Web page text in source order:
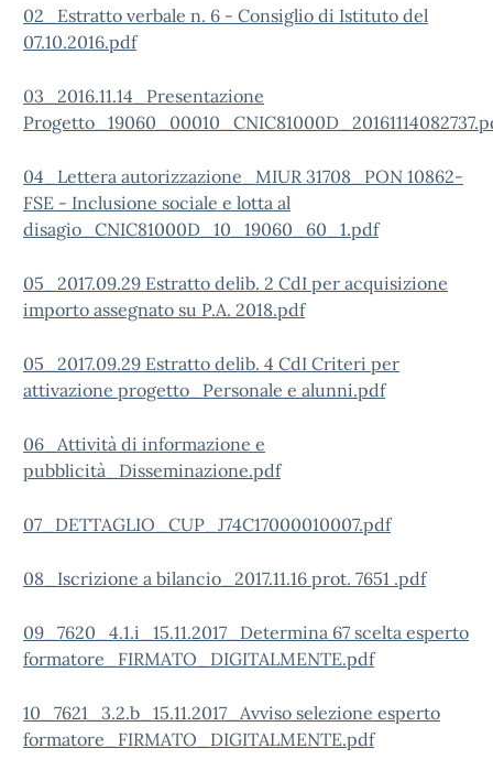
02_Estratto verbale n. 6 - Consiglio di Istituto del
07.10.2016.pdf
03_2016.11.14_Presentazione
04_Lettera autorizzazione_MIUR 31708_PON 10862-
FSE - Inclusione sociale e lotta al
disagio_CNIC81000D_10_19060_60_1.pdf
05_2017.09.29 Estratto delib. 2 CdI per acquisizione
importo assegnato su P.A. 2018.pdf
05_2017.09.29 Estratto delib. 4 CdI Criteri per
attivazione progetto_Personale e alunni.pdf
06_Attività di informazione e
pubblicità_Disseminazione.pdf
07_DETTAGLIO_CUP_J74C17000010007.pdf
08_Iscrizione a bilancio_2017.11.16 prot. 7651 .pdf
09_7620_4.1.i_15.11.2017_Determina 67 scelta esperto
formatore_FIRMATO_DIGITALMENTE.pdf
10_7621_3.2.b_15.11.2017_Avviso selezione esperto
formatore_FIRMATO_DIGITALMENTE.pdf